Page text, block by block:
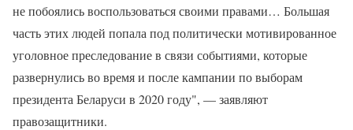
не побоялись воспользоваться своими правами… Большая
часть этих людей попала под политически мотивированное
уголовное преследование в связи событиями, которые
развернулись во время и после кампании по выборам
президента Беларуси в 2020 году", — заявляют
правозащитники.